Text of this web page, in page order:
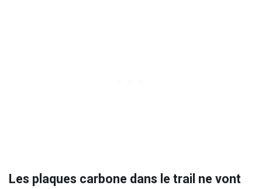
Les plaques carbone dans le trail ne vont